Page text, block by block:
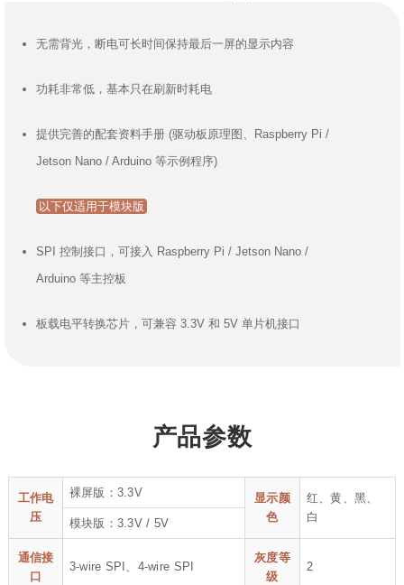
无需背光，断电可长时间保持最后一屏的显示内容
功耗非常低，基本只在刷新时耗电
提供完善的配套资料手册 (驱动板原理图、Raspberry Pi /
Jetson Nano / Arduino 等示例程序)
以下仅适用于模块版
SPI 控制接口，可接入 Raspberry Pi / Jetson Nano /
Arduino 等主控板
板载电平转换芯片，可兼容 3.3V 和 5V 单片机接口
产品参数
工作电
压
裸屏版：3.3V
显示颜
色
红、黄、黑、
白
模块版：3.3V / 5V
通信接
口
3-wire SPI、4-wire SPI
灰度等
级
2